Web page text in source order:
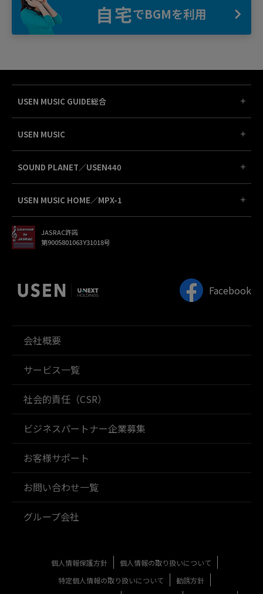
自宅でBGMを利用
USEN MUSIC GUIDE総合
USEN MUSIC
SOUND PLANET／USEN440
USEN MUSIC HOME／MPX-1
JASRAC許諾
第9005801063Y31018号
Facebook
会社概要
サービス一覧
社会的責任（CSR）
ビジネスパートナー企業募集
お客様サポート
お問い合わせ一覧
グループ会社
個人情報保護方針
個人情報の取り扱いについて
特定個人情報の取り扱いについて
勧誘方針